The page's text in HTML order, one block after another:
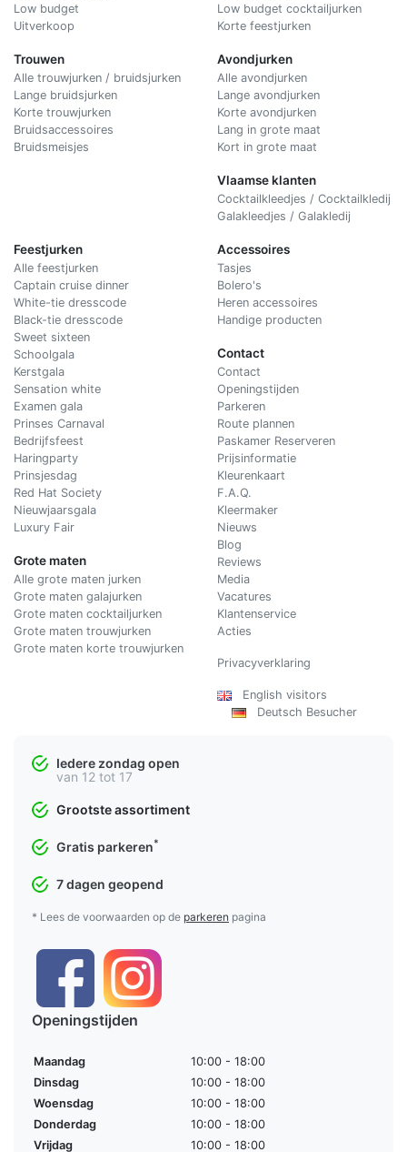
Low budget
Uitverkoop
Trouwen
Alle trouwjurken / bruidsjurken
Lange bruidsjurken
Korte trouwjurken
Bruidsaccessoires
Bruidsmeisjes
Low budget cocktailjurken
Korte feestjurken
Avondjurken
Alle avondjurken
Lange avondjurken
Korte avondjurken
Lang in grote maat
Kort in grote maat
Vlaamse klanten
Cocktailkleedjes / Cocktailkledij
Galakleedjes / Galakledij
Feestjurken
Alle feestjurken
Captain cruise dinner
White-tie dresscode
Black-tie dresscode
Sweet sixteen
Schoolgala
Kerstgala
Sensation white
Examen gala
Prinses Carnaval
Bedrijfsfeest
Haringparty
Prinsjesdag
Red Hat Society
Nieuwjaarsgala
Luxury Fair
Grote maten
Alle grote maten jurken
Grote maten galajurken
Grote maten cocktailjurken
Grote maten trouwjurken
Grote maten korte trouwjurken
Accessoires
Tasjes
Bolero's
Heren accessoires
Handige producten
Contact
Contact
Openingstijden
Parkeren
Route plannen
Paskamer Reserveren
Prijsinformatie
Kleurenkaart
F.A.Q.
Kleermaker
Nieuws
Blog
Reviews
Media
Vacatures
Klantenservice
Acties
Privacyverklaring
English visitors
Deutsch Besucher
Iedere zondag open
van 12 tot 17
Grootste assortiment
Gratis parkeren*
7 dagen geopend
* Lees de voorwaarden op de parkeren pagina
Openingstijden
Maandag
10:00 - 18:00
Dinsdag
10:00 - 18:00
Woensdag
10:00 - 18:00
Donderdag
10:00 - 18:00
Vrijdag
10:00 - 18:00